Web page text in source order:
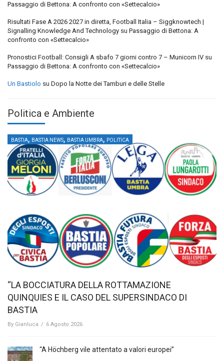
Passaggio di Bettona: A confronto con «Settecalcio»
Risultati Fase A 2026 2027 in diretta, Football Italia – Siggknowtech |
Signalling Knowledge And Technology su Passaggio di Bettona: A
confronto con «Settecalcio»
Pronostici Football: Consigli A sbafo 7 giorni contro 7 – Municorn IV su
Passaggio di Bettona: A confronto con «Settecalcio»
Un Bastiolo su Dopo la Notte dei Tamburi e delle Stelle
Politica e Ambiente
BASTIA, BASTIA NEWS, BASTIA UMBRA, POLITICA
“LA BOCCIATURA DELLA ROTTAMAZIONE
QUINQUIES E IL CASO DEL SUPERSINDACO DI
BASTIA
By Gianluca / 6 Agosto 2026
“A Höchberg vile attentato a valori europei”